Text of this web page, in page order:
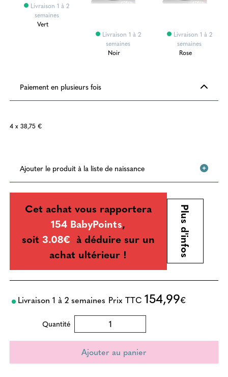
Livraison 1 à 2
semaines
Vert
Livraison 1 à 2
semaines
Noir
Livraison 1 à 2
semaines
Rose
Paiement en plusieurs fois
4 x 38,75 €
Ajouter le produit à la liste de naissance
Cet achat vous rapportera
154 BabyPoints,
soit 3.08€ à déduire sur un
achat ultérieur !
Plus d'infos
Livraison 1 à 2 semaines Prix TTC 154,99€
Quantité